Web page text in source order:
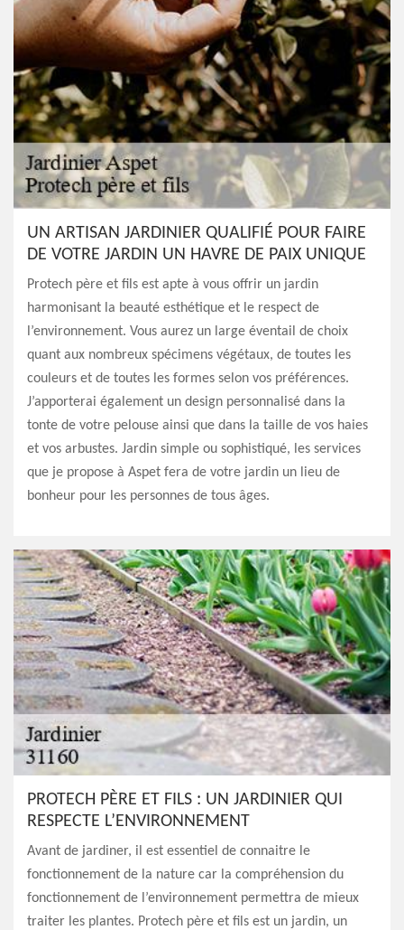
UN ARTISAN JARDINIER QUALIFIÉ POUR FAIRE
DE VOTRE JARDIN UN HAVRE DE PAIX UNIQUE
Protech père et fils est apte à vous offrir un jardin
harmonisant la beauté esthétique et le respect de
l’environnement. Vous aurez un large éventail de choix
quant aux nombreux spécimens végétaux, de toutes les
couleurs et de toutes les formes selon vos préférences.
J’apporterai également un design personnalisé dans la
tonte de votre pelouse ainsi que dans la taille de vos haies
et vos arbustes. Jardin simple ou sophistiqué, les services
que je propose à Aspet fera de votre jardin un lieu de
bonheur pour les personnes de tous âges.
PROTECH PÈRE ET FILS : UN JARDINIER QUI
RESPECTE L’ENVIRONNEMENT
Avant de jardiner, il est essentiel de connaitre le
fonctionnement de la nature car la compréhension du
fonctionnement de l’environnement permettra de mieux
traiter les plantes. Protech père et fils est un jardin, un